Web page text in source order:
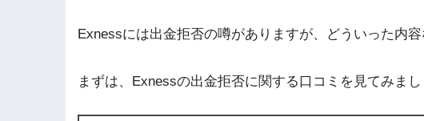
Exnessには出金拒否の噂がありますが、どういった内容
まずは、Exnessの出金拒否に関する口コミを見てみまし